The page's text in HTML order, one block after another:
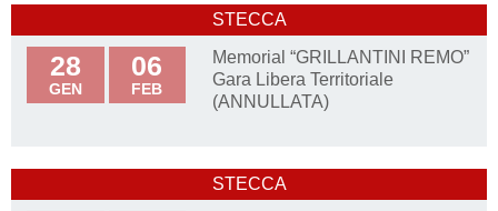
STECCA
28
GEN
06
FEB
Memorial “GRILLANTINI REMO”
Gara Libera Territoriale
(ANNULLATA)
STECCA